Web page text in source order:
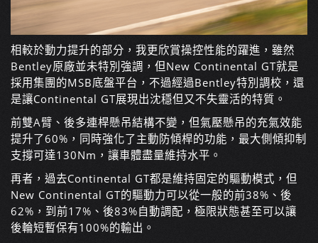
相較於動力提升的部分，我更欣賞操控性能的躍進，雖然
Bentley原廠並未特別強調，但New Continental GT就是
採用集團的MSB底盤平台，不過經過Bentley特別調校，還
是讓Continental GT展現出沈穩但又不失靈活的特質。
前雙A臂、後多連桿懸吊結構不變，但氣壓懸吊的充氣效能
提升了60%，同時強化了主動防傾桿的功能，最大側傾抑制
支撐可達130Nm，讓車體盡量維持水平。
再者，過去Continental GT都是維持固定的驅動模式，但
New Continental GT的驅動力可以從一般的前38%、後
62%，到前17%、後83%自動調配，極限狀態甚至可以讓
後輪短暫保有100%的輸出。